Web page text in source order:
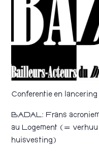
Conferentie en
BADAL: Frans
au Logement (=
huisvesting)